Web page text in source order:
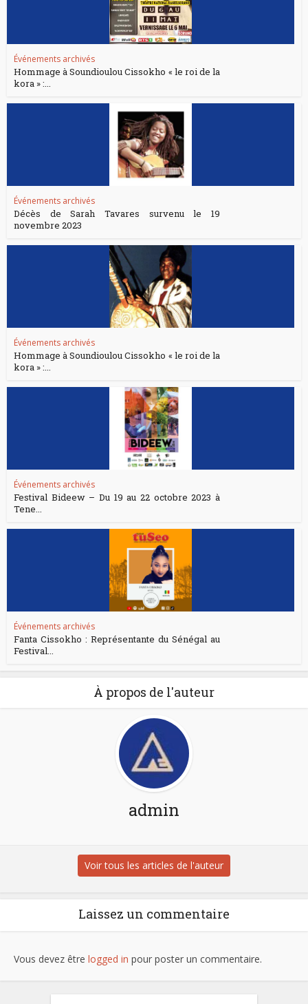
Événements archivés
Hommage à Soundioulou Cissokho « le roi de la
kora » :...
Événements archivés
Décès de Sarah Tavares survenu le 19
novembre 2023
Événements archivés
Hommage à Soundioulou Cissokho « le roi de la
kora » :...
Événements archivés
Festival Bideew – Du 19 au 22 octobre 2023 à
Tene...
Événements archivés
Fanta Cissokho : Représentante du Sénégal au
Festival...
À propos de l'auteur
admin
Voir tous les articles de l'auteur
Laissez un commentaire
Vous devez être logged in pour poster un commentaire.